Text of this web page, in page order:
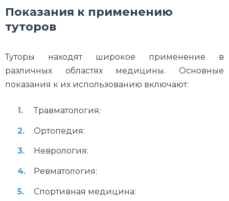
Показания к применению
туторов
Туторы находят широкое применение в
различных областях медицины. Основные
показания к их использованию включают:
Травматология:
Ортопедия:
Неврология:
Ревматология:
Спортивная медицина: